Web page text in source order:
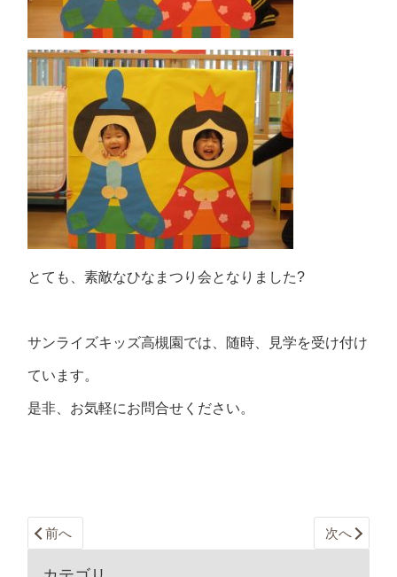
とても、素敵なひなまつり会となりました?
サンライズキッズ高槻園では、随時、見学を受け付け
ています。
是非、お気軽にお問合せください。
前へ 次へ